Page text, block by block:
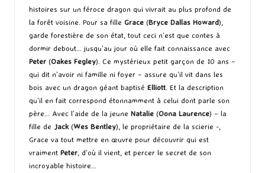
histoires sur un féroce dragon qui vivrait au plus profond de
la forêt voisine. Pour sa fille Grace (Bryce Dallas Howard),
garde forestière de son état, tout ceci n’est que contes à
dormir debout… jusqu’au jour où elle fait connaissance avec
Peter (Oakes Fegley). Ce mystérieux petit garçon de 10 ans –
qui dit n’avoir ni famille ni foyer – assure qu’il vit dans les
bois avec un dragon géant baptisé Elliott. Et la description
qu’il en fait correspond étonnamment à celui dont parle son
père… Avec l’aide de la jeune Natalie (Oona Laurence) – la
fille de Jack(Wes Bentley), le propriétaire de la scierie -,
Grace va tout mettre en œuvre pour découvrir qui est
vraiment Peter, d’où il vient, et percer le secret de son
incroyable histoire…